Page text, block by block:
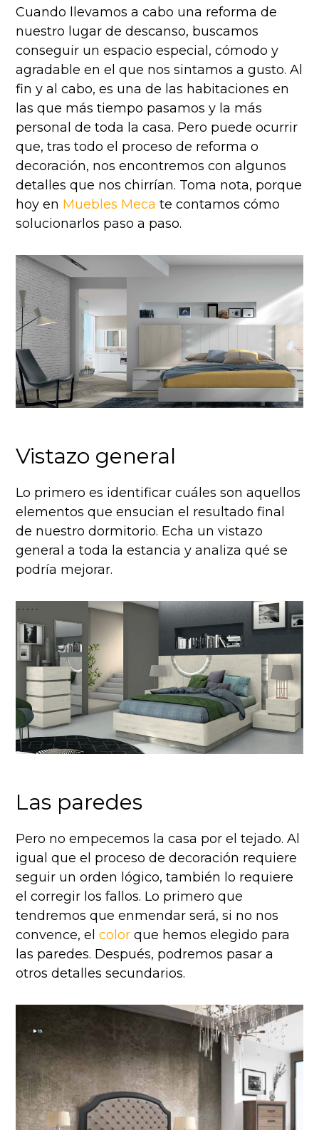
Cuando llevamos a cabo una reforma de
nuestro lugar de descanso, buscamos
conseguir un espacio especial, cómodo y
agradable en el que nos sintamos a gusto. Al
fin y al cabo, es una de las habitaciones en
las que más tiempo pasamos y la más
personal de toda la casa. Pero puede ocurrir
que, tras todo el proceso de reforma o
decoración, nos encontremos con algunos
detalles que nos chirrían. Toma nota, porque
hoy en Muebles Meca te contamos cómo
solucionarlos paso a paso.
Vistazo general
Lo primero es identificar cuáles son aquellos
elementos que ensucian el resultado final
de nuestro dormitorio. Echa un vistazo
general a toda la estancia y analiza qué se
podría mejorar.
Las paredes
Pero no empecemos la casa por el tejado. Al
igual que el proceso de decoración requiere
seguir un orden lógico, también lo requiere
el corregir los fallos. Lo primero que
tendremos que enmendar será, si no nos
convence, elcolor que hemos elegido para
las paredes. Después, podremos pasar a
otros detalles secundarios.